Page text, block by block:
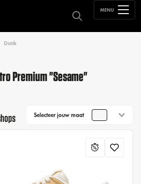
MENU
Dunk
Premium "Sesame"
Selecteer jouw maat